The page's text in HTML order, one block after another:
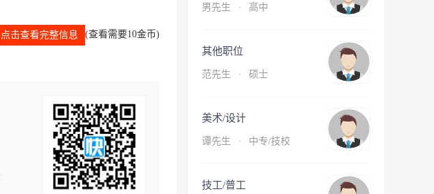
点击查看完整信息 (查看需要10金币)
男先生 · 高中
其他职位
范先生 · 硕士
美术/设计
谭先生 · 中专/技校
技工/普工